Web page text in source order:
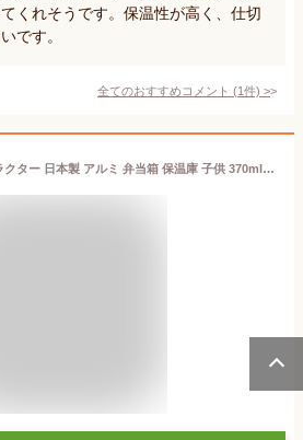
くれそうです。保温性が高く、仕切
です。
全てのおすすめコメント (1件) >
【送料無料】 キャラクター 日本製 アルミ 弁当箱 保温庫 子供 370ml ALB5NV アルミ弁当箱 ランチボックス お弁当箱 ランチケース 小さめ 名前シール 遠足 通園 通学 男の子 女の子 かわいい ポケモン プリンセス ドラえもん トトロ トミカ すみっコぐらし ランチ 入園 入学